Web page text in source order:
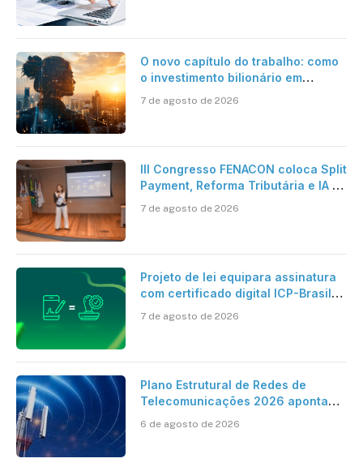
O novo capítulo do trabalho: como
o investimento bilionário em
verdadeira era da inteligência
7 de agosto de 2026
III Congresso FENACON coloca Split
Payment, Reforma Tributária e IA no
7 de agosto de 2026
Projeto de lei equipara assinatura
com certificado digital ICP-Brasil
cartório
7 de agosto de 2026
Plano Estrutural de Redes de
Telecomunicações 2026 aponta
mantém desafio
6 de agosto de 2026